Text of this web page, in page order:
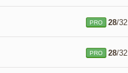
PRO 28/32
PRO 28/32